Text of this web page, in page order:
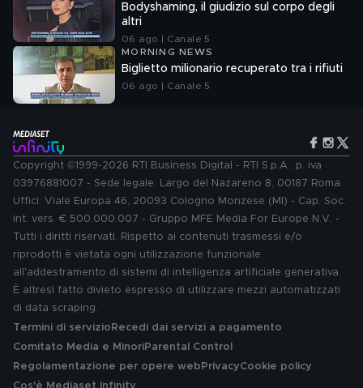
Bodyshaming, il giudizio sul corpo degli
altri
06 ago | Canale 5
MORNING NEWS
Biglietto milionario recuperato tra i rifiuti
06 ago | Canale 5
Copyright ©1999-2026 RTI Business Digital - RTI S.p.A.: p. iva
03976881007 - Sede legale: Largo del Nazareno 8, 00187 Roma.
Uffici: Viale Europa 46, 20093 Cologno Monzese (MI) - Cap. Soc.
int. vers. € 500.000.007 - Gruppo MFE Media For Europe N.V. -
Tutti i diritti riservati. Rispetto ai contenuti trasmessi e/o
riprodotti è vietata ogni utilizzazione funzionale
all'addestramento di sistemi di intelligenza artificiale generativa.
È altresì fatto divieto espresso di utilizzare mezzi automatizzati
di data scraping.
Termini di servizio Recedi dai servizi a pagamento
Comitato Media e MinoriParental Control
Regolamentazione per opere web PrivacyCookie policy